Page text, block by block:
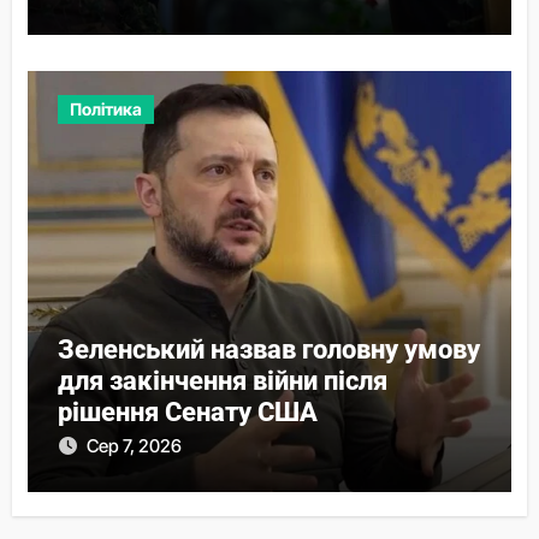
Політика
Зеленський назвав головну умову
для закінчення війни після
рішення Сенату США
Сер 7, 2026